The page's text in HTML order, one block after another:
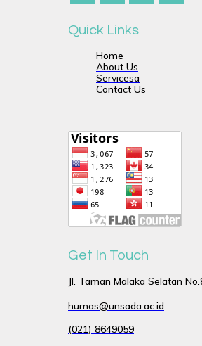
Quick Links
Home
About Us
Servicesa
Contact Us
Get In Touch
Jl. Taman Malaka Selatan
humas@unsada.ac.id
(021) 8649059